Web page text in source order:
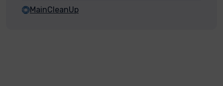
MainCleanUp